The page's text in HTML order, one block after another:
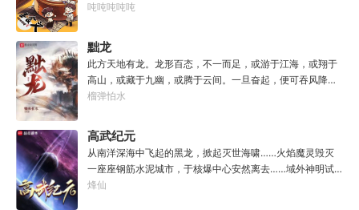
调馅（高级）：您的调馅水平已击败全国100%的早餐店师
的那一刻，美食文主角迎来了他加载成功的系统。秦淮：美
食文，早说呀，这个他熟！后来——秦淮发现这好像不是个
单纯的美食文系统。好像还加了些奇奇怪怪的东西。连带着
他看邻居、朋友、客人、员工都不太像人……不过没事。遇
事不决，先吃一口！.游戏说明：1.本游戏自由度极高，请玩
力解锁图鉴。3.一切解释归游戏所有。
吨吨吨吨吨
黜龙
此方天地有龙。龙形百态，不一而足，或游于江海，或翔于
高山，或藏于九幽，或腾于云间。一旦奋起，便可吞风降
雪，引江划河，落雷喷火，分山避海。此处人间也有龙。人
之志。一时机发，便可翻云覆雨，决势分野，定鼎问道，证
位成龙。作为一个迷路的穿越者，张行一开始也想成龙，但
后来，他发现这个行当卷的太厉害了，就决定改行，去黜落
群龙。所谓行尽天下路，使天地处处通，黜遍天下龙，使世
间人人可为龙。
榴弹怕水
高武纪元
从南洋深海中飞起的黑龙，掀起灭世海啸……火焰魔灵毁灭
一座座钢筋水泥城市，于核爆中心安然离去……域外神明试
图统治整片星海……这是人类科技高度发达的未来世界。也
烽仙